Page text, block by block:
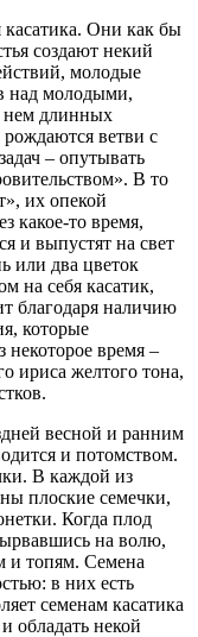
касатика. Они как бы
создают некий
молодые
над молодыми,
нем длинных
ветви с
– опутывать
В то
их опекой
какое-то время,
и выпустят на свет
или два цветок
на себя касатик,
благодаря наличию
которые
некоторое время –
ириса желтого тона,
весной и ранним
и потомством.
В каждой из
плоские семечки,
Когда плод
на волю,
и топям. Семена
в них есть
семенам касатика
обладать некой